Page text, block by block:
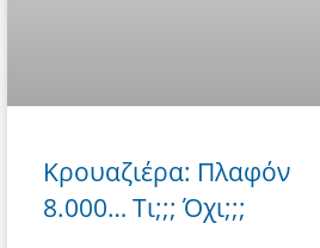
Κρουαζιέρα: Πλαφόν
8.000… Τι;;; Όχι;;;